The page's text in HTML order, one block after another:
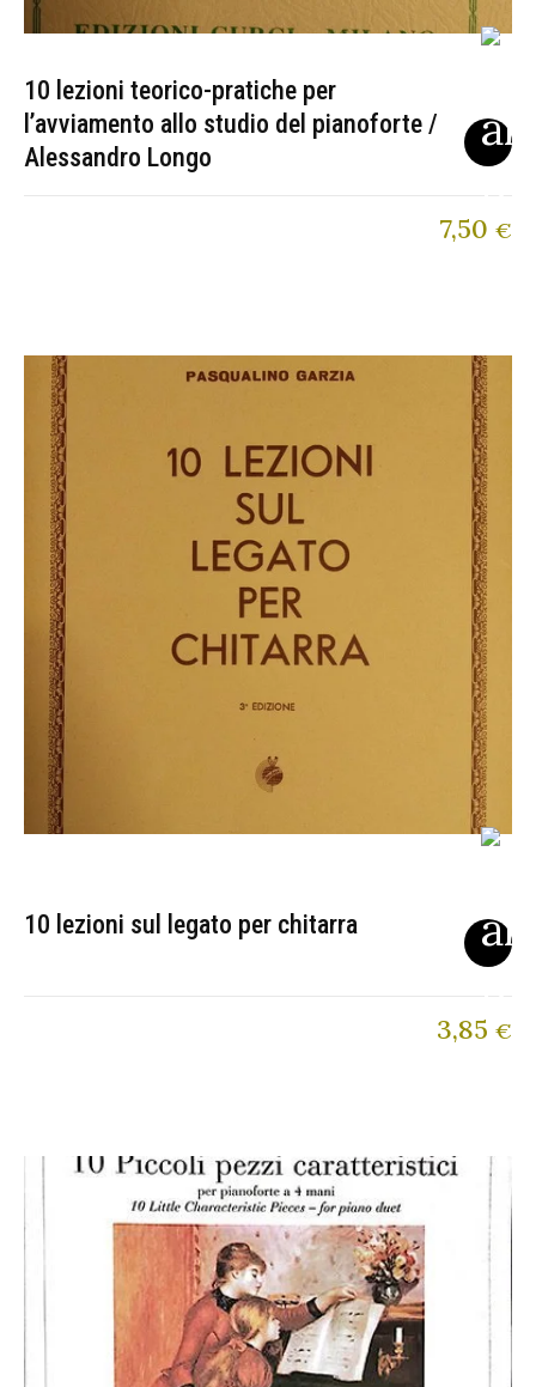
10 lezioni teorico-pratiche per
l’avviamento allo studio del pianoforte /
Alessandro Longo
7,50 €
10 lezioni sul legato per chitarra
3,85 €